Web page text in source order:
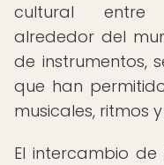
cultural entre
alrededor del
de instrumentos,
que han
musicales, ritmos
El intercambio de